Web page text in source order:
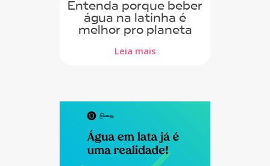
Entenda porque beber
água na latinha é
melhor pro planeta
Leia mais